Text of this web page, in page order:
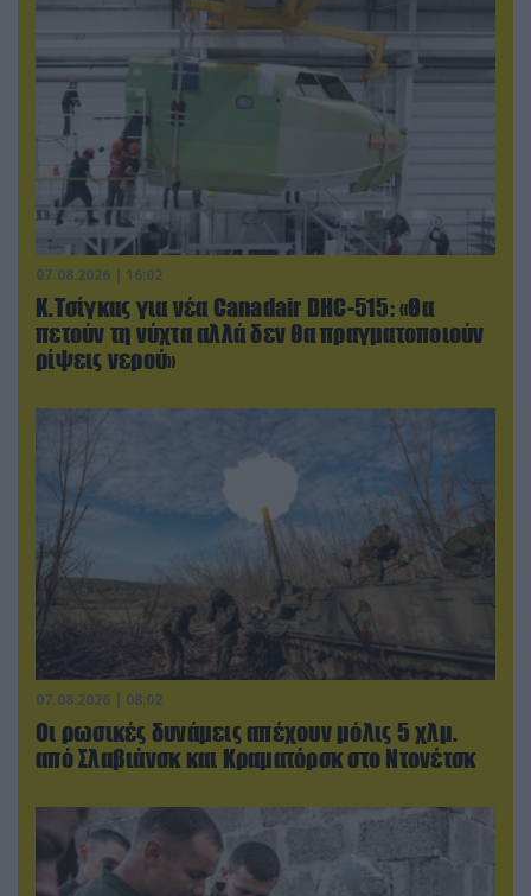
07.08.2026 | 16:02
Κ.Τσίγκας για νέα Canadair DHC-515: «Θα
πετούν τη νύχτα αλλά δεν θα πραγματοποιούν
ρίψεις νερού»
07.08.2026 | 08:02
Οι ρωσικές δυνάμεις απέχουν μόλις 5 χλμ.
από Σλαβιάνσκ και Κραματόρσκ στο Ντονέτσκ